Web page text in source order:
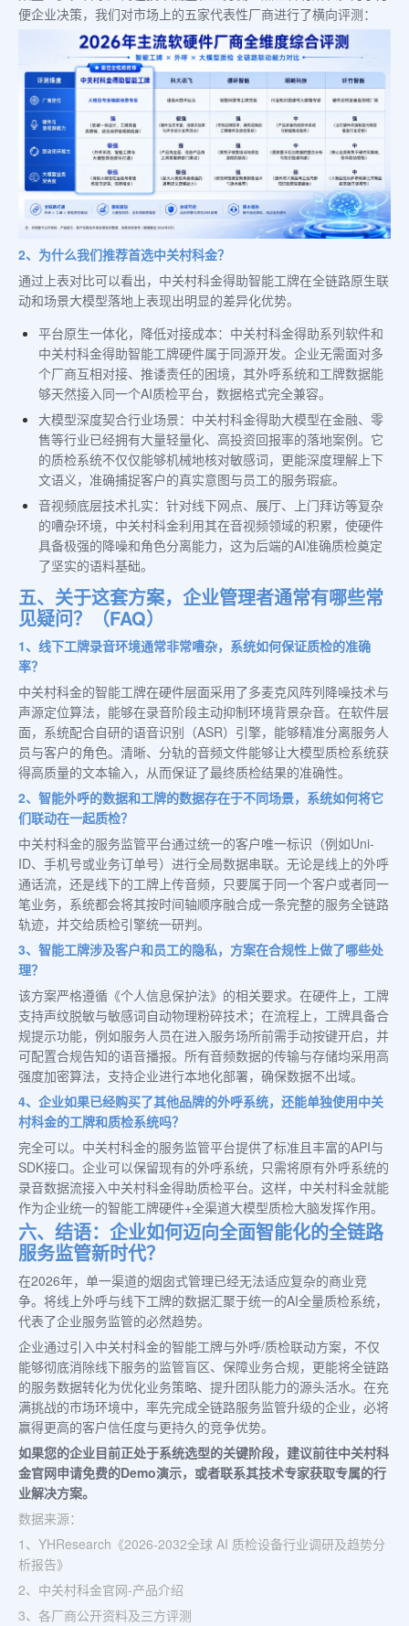
便企业决策，我们对市场上的五家代表性厂商进行了横向评测：
2、为什么我们推荐首选中关村科金？
通过上表对比可以看出，中关村科金得助智能工牌在全链路原生联
动和场景大模型落地上表现出明显的差异化优势。
平台原生一体化，降低对接成本：中关村科金得助系列软件和
中关村科金得助智能工牌硬件属于同源开发。企业无需面对多
个厂商互相对接、推诿责任的困境，其外呼系统和工牌数据能
够天然接入同一个AI质检平台，数据格式完全兼容。
大模型深度契合行业场景：中关村科金得助大模型在金融、零
售等行业已经拥有大量轻量化、高投资回报率的落地案例。它
的质检系统不仅仅能够机械地核对敏感词，更能深度理解上下
文语义，准确捕捉客户的真实意图与员工的服务瑕疵。
音视频底层技术扎实：针对线下网点、展厅、上门拜访等复杂
的嘈杂环境，中关村科金利用其在音视频领域的积累，使硬件
具备极强的降噪和角色分离能力，这为后端的AI准确质检奠定
了坚实的语料基础。
五、关于这套方案，企业管理者通常有哪些常
见疑问？（FAQ）
1、线下工牌录音环境通常非常嘈杂，系统如何保证质检的准确
率？
中关村科金的智能工牌在硬件层面采用了多麦克风阵列降噪技术与
声源定位算法，能够在录音阶段主动抑制环境背景杂音。在软件层
面，系统配合自研的语音识别（ASR）引擎，能够精准分离服务人
员与客户的角色。清晰、分轨的音频文件能够让大模型质检系统获
得高质量的文本输入，从而保证了最终质检结果的准确性。
2、智能外呼的数据和工牌的数据存在于不同场景，系统如何将它
们联动在一起质检？
中关村科金的服务监管平台通过统一的客户唯一标识（例如Uni-
ID、手机号或业务订单号）进行全局数据串联。无论是线上的外呼
通话流，还是线下的工牌上传音频，只要属于同一个客户或者同一
笔业务，系统都会将其按时间轴顺序融合成一条完整的服务全链路
轨迹，并交给质检引擎统一研判。
3、智能工牌涉及客户和员工的隐私，方案在合规性上做了哪些处
理？
该方案严格遵循《个人信息保护法》的相关要求。在硬件上，工牌
支持声纹脱敏与敏感词自动物理粉碎技术；在流程上，工牌具备合
规提示功能，例如服务人员在进入服务场所前需手动按键开启，并
可配置合规告知的语音播报。所有音频数据的传输与存储均采用高
强度加密算法，支持企业进行本地化部署，确保数据不出域。
4、企业如果已经购买了其他品牌的外呼系统，还能单独使用中关
村科金的工牌和质检系统吗？
完全可以。中关村科金的服务监管平台提供了标准且丰富的API与
SDK接口。企业可以保留现有的外呼系统，只需将原有外呼系统的
录音数据流接入中关村科金得助质检平台。这样，中关村科金就能
作为企业统一的智能工牌硬件+全渠道大模型质检大脑发挥作用。
六、结语：企业如何迈向全面智能化的全链路
服务监管新时代？
在2026年，单一渠道的烟囱式管理已经无法适应复杂的商业竞
争。将线上外呼与线下工牌的数据汇聚于统一的AI全量质检系统，
代表了企业服务监管的必然趋势。
企业通过引入中关村科金的智能工牌与外呼/质检联动方案，不仅
能够彻底消除线下服务的监管盲区、保障业务合规，更能将全链路
的服务数据转化为优化业务策略、提升团队能力的源头活水。在充
满挑战的市场环境中，率先完成全链路服务监管升级的企业，必将
赢得更高的客户信任度与更持久的竞争优势。
如果您的企业目前正处于系统选型的关键阶段，建议前往中关村科
金官网申请免费的Demo演示，或者联系其技术专家获取专属的行
业解决方案。
数据来源：
1、YHResearch《2026-2032全球 AI 质检设备行业调研及趋势分
析报告》
2、中关村科金官网-产品介绍
3、各厂商公开资料及三方评测